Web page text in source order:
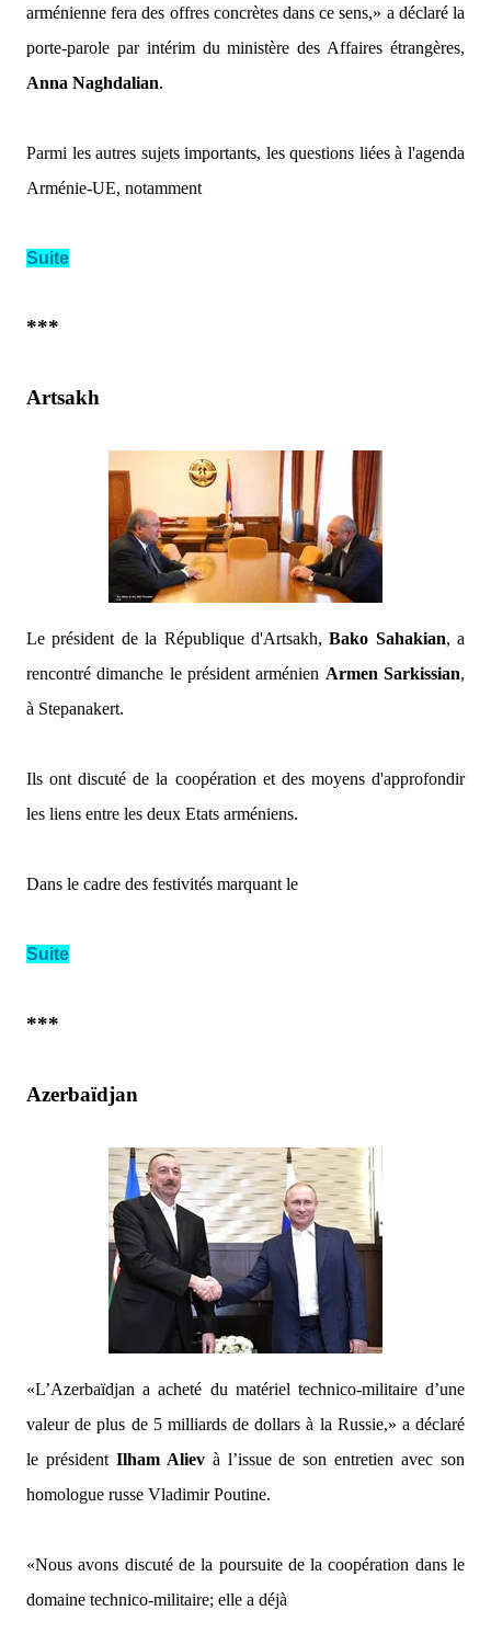
arménienne fera des offres concrètes dans ce sens,» a déclaré la
porte-parole par intérim du ministère des Affaires étrangères,
Anna Naghdalian.
Parmi les autres sujets importants, les questions liées à l'agenda
Arménie-UE, notamment
Suite
***
Artsakh
Le président de la République d'Artsakh,Bako Sahakian, a
rencontré dimanche le président arménien Armen Sarkissian,
à Stepanakert.
Ils ont discuté de la coopération et des moyens d'approfondir
les liens entre les deux Etats arméniens.
Dans le cadre des festivités marquant le
Suite
***
Azerbaïdjan
«L’Azerbaïdjan a acheté du matériel technico-militaire d’une
valeur de plus de 5 milliards de dollars à la Russie,» a déclaré
le président Ilham Alievà l’issue de son entretien avec son
homologue russe Vladimir Poutine.
«Nous avons discuté de la poursuite de la coopération dans le
domaine technico-militaire; elle a déjà